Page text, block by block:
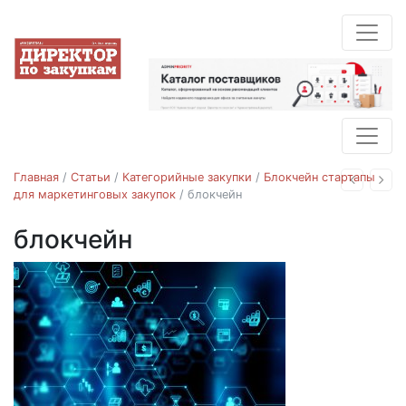
Назад
Главная / Статьи / Категорийные закупки / Блокчейн стартапы
для маркетинговых закупок / блокчейн
блокчейн